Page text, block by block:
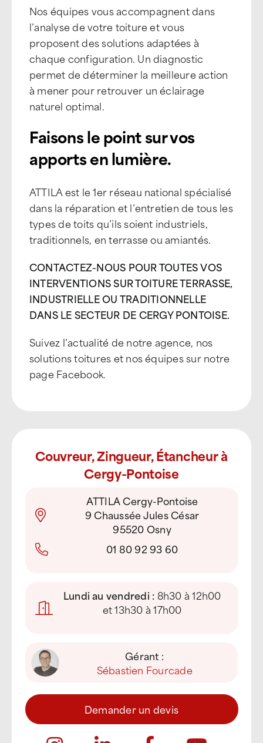
Nos équipes vous accompagnent dans
l’analyse de votre toiture et vous
proposent des solutions adaptées à
chaque configuration. Un diagnostic
permet de déterminer la meilleure action
à mener pour retrouver un éclairage
naturel optimal.
Faisons le point sur vos
apports en lumière.
ATTILA est le 1er réseau national spécialisé
dans la réparation et l’entretien de tous les
types de toits qu’ils soient industriels,
traditionnels, en terrasse ou amiantés.
CONTACTEZ-NOUS POUR TOUTES VOS
INTERVENTIONS SUR TOITURE TERRASSE,
INDUSTRIELLE OU TRADITIONNELLE
DANS LE SECTEUR DE CERGY PONTOISE.
Suivez l’actualité de notre agence, nos
solutions toitures et nos équipes sur notre
page Facebook.
Couvreur, Zingueur, Étancheur à
Cergy-Pontoise
ATTILA Cergy-Pontoise
9 Chaussée Jules César
95520 Osny
01 80 92 93 60
Lundi au vendredi : 8h30 à 12h00
et 13h30 à 17h00
Gérant :
Sébastien Fourcade
Demander un devis